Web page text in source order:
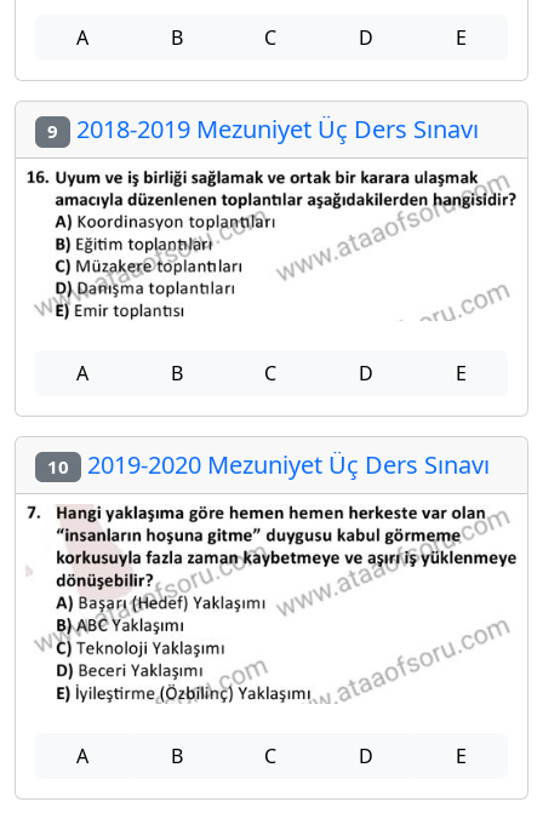
A B C D E
9 2018-2019 Mezuniyet Üç Ders Sınavı
A B C D E
10 2019-2020 Mezuniyet Üç Ders Sınavı
A B C D E